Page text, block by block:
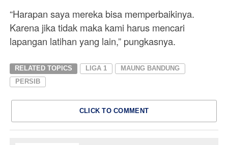
“Harapan saya mereka bisa memperbaikinya.
Karena jika tidak maka kami harus mencari
lapangan latihan yang lain,” pungkasnya.
RELATED TOPICS LIGA 1
MAUNG BANDUNG
PERSIB
CLICK TO COMMENT